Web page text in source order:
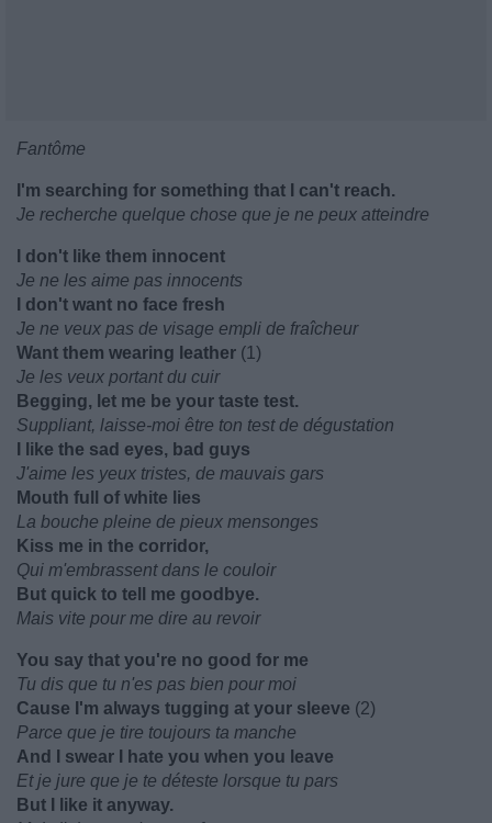
Fantôme
I'm searching for something that I can't reach.
Je recherche quelque chose que je ne peux atteindre
I don't like them innocent
Je ne les aime pas innocents
I don't want no face fresh
Je ne veux pas de visage empli de fraîcheur
Want them wearing leather (1)
Je les veux portant du cuir
Begging, let me be your taste test.
Suppliant, laisse-moi être ton test de dégustation
I like the sad eyes, bad guys
J'aime les yeux tristes, de mauvais gars
Mouth full of white lies
La bouche pleine de pieux mensonges
Kiss me in the corridor,
Qui m'embrassent dans le couloir
But quick to tell me goodbye.
Mais vite pour me dire au revoir
You say that you're no good for me
Tu dis que tu n'es pas bien pour moi
Cause I'm always tugging at your sleeve (2)
Parce que je tire toujours ta manche
And I swear I hate you when you leave
Et je jure que je te déteste lorsque tu pars
But I like it anyway.